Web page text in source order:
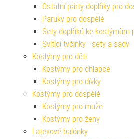
Ostatní párty doplňky pro
Paruky pro dospělé
Sety doplňků ke kostýmům
Svítící tyčinky - sety a sady
Kostýmy pro děti
Kostýmy pro chlapce
Kostýmy pro dívky
Kostýmy pro dospělé
Kostýmy pro muže
Kostýmy pro ženy
Latexové balónky